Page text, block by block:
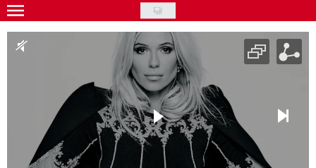
Skip
to
main
Wydarzenia
Piosenka
VIVA!ART